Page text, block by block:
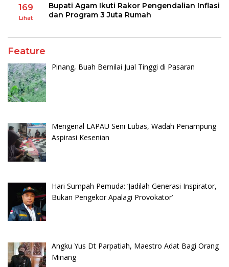
169
Lihat
Bupati Agam Ikuti Rakor Pengendalian Inflasi
dan Program 3 Juta Rumah
Feature
Pinang, Buah Bernilai Jual Tinggi di Pasaran
Mengenal LAPAU Seni Lubas, Wadah Penampung
Aspirasi Kesenian
Hari Sumpah Pemuda: ‘Jadilah Generasi Inspirator,
Bukan Pengekor Apalagi Provokator’
Angku Yus Dt Parpatiah, Maestro Adat Bagi Orang
Minang